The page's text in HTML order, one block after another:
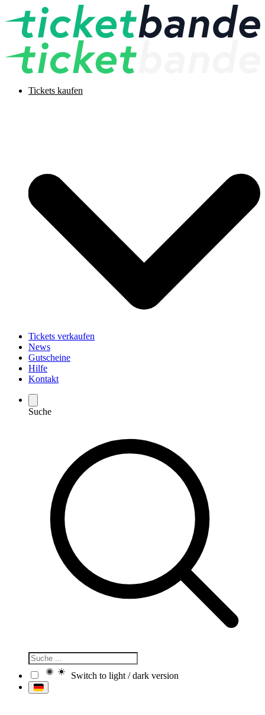
Tickets kaufen
Tickets verkaufen
News
Gutscheine
Hilfe
Kontakt
Suche
Switch to light / dark version